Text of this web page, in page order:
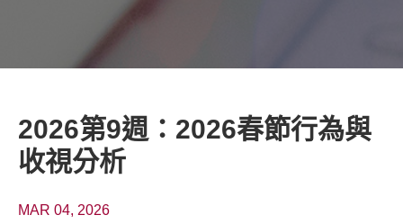
2026第9週：2026春節行為與
收視分析
MAR 04, 2026